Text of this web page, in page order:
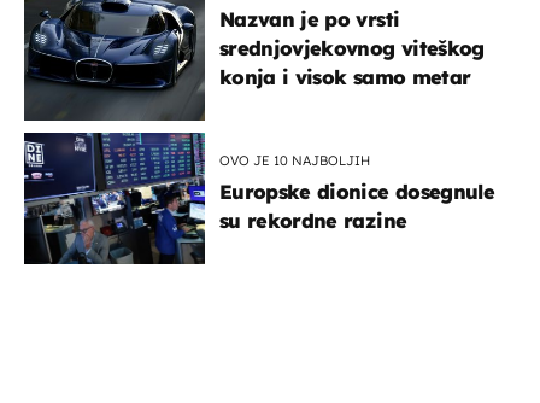
Nazvan je po vrsti
srednjovjekovnog viteškog
konja i visok samo metar
OVO JE 10 NAJBOLJIH
Europske dionice dosegnule
su rekordne razine